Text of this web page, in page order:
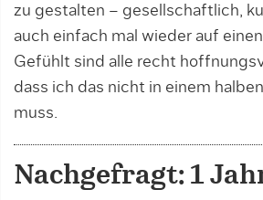
zu gestalten – gesellschaftlich,
auch einfach mal wieder auf
Gefühlt sind alle recht
dass ich das nicht in einem
muss.
Nachgefragt: 1